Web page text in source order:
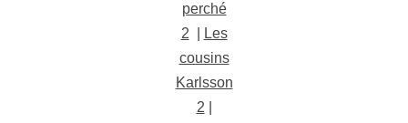
perché
2
Les
cousins
Karlsson
2